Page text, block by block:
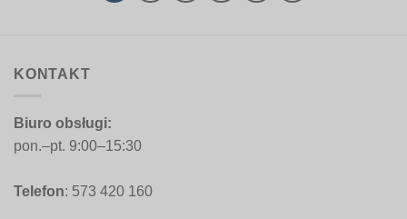
KONTAKT
Biuro obsługi:
pon.–pt. 9:00–15:30
Telefon: 573 420 160